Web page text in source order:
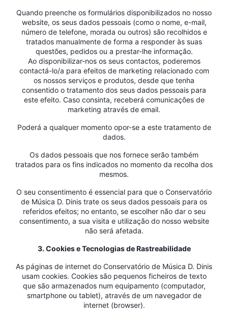
Quando preenche os formulários disponibilizados no nosso
website, os seus dados pessoais (como o nome, e-mail,
número de telefone, morada ou outros) são recolhidos e
tratados manualmente de forma a responder às suas
questões, pedidos ou a prestar-lhe informação.
Ao disponibilizar-nos os seus contactos, poderemos
contactá-lo/a para efeitos de marketing relacionado com
os nossos serviços e produtos, desde que tenha
consentido o tratamento dos seus dados pessoais para
este efeito. Caso consinta, receberá comunicações de
marketing através de email.
Poderá a qualquer momento opor-se a este tratamento de
dados.
Os dados pessoais que nos fornece serão também
tratados para os fins indicados no momento da recolha dos
mesmos.
O seu consentimento é essencial para que o Conservatório
de Música D. Dinis trate os seus dados pessoais para os
referidos efeitos; no entanto, se escolher não dar o seu
consentimento, a sua visita e utilização do nosso website
não será afetada.
3. Cookies e Tecnologias de Rastreabilidade
As páginas de internet do Conservatório de Música D. Dinis
usam cookies. Cookies são pequenos ficheiros de texto
que são armazenados num equipamento (computador,
smartphone ou tablet), através de um navegador de
internet (browser).